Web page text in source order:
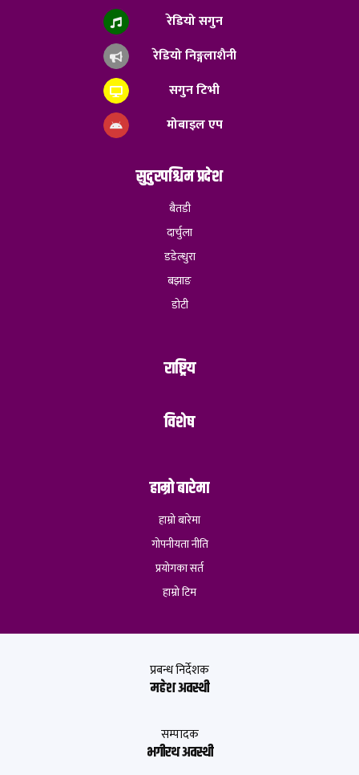
रेडियो सगुन
रेडियो निङ्गलाशैनी
सगुन टिभी
मोबाइल एप
सुदुरपश्चिम प्रदेश
बैतडी
दार्चुला
डडेल्धुरा
बझाङ
डोटी
राष्ट्रिय
विशेष
हाम्रो बारेमा
हाम्रो बारेमा
गोपनीयता नीति
प्रयोगका सर्त
हाम्रो टिम
प्रबन्ध निर्देशक
महेश अवस्थी
सम्पादक
भगीरथ अवस्थी